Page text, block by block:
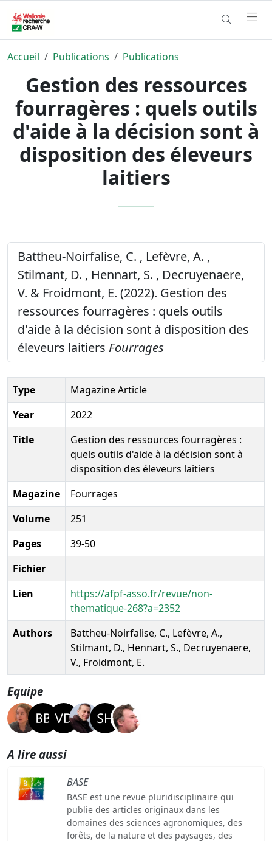
Accueil Publications Publications
Gestion des ressources
fourragères : quels outils
d'aide à la décision sont à
disposition des éleveurs
laitiers
Battheu-Noirfalise, C. , Lefèvre, A. ,
Stilmant, D. , Hennart, S. , Decruyenaere,
V. & Froidmont, E. (2022). Gestion des
ressources fourragères : quels outils
d'aide à la décision sont à disposition des
éleveurs laitiers Fourrages
Type
Magazine Article
Year
2022
Title
Gestion des ressources fourragères :
quels outils d'aide à la décision sont à
disposition des éleveurs laitiers
Magazine
Fourrages
Volume
251
Pages
39-50
Fichier
Lien
https://afpf-asso.fr/revue/non-
thematique-268?a=2352
Authors
Battheu-Noirfalise, C., Lefèvre, A.,
Stilmant, D., Hennart, S., Decruyenaere,
V., Froidmont, E.
Equipe
A lire aussi
BASE
BASE est une revue pluridisciplinaire qui
publie des articles originaux dans les
domaines des sciences agronomiques, des
forêts, de la nature et des paysages, des